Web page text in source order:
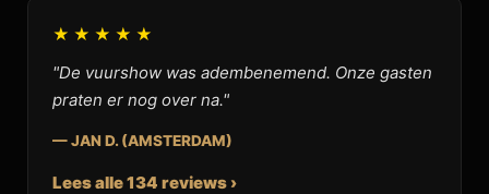
★★★★★
"De vuurshow was adembenemend. Onze gasten
praten er nog over na."
— JAN D. (AMSTERDAM)
Lees alle 134 reviews ›